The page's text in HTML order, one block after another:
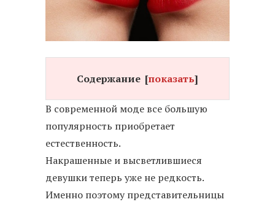
Содержание [показать]
В современной моде все большую
популярность приобретает
естественность.
Накрашенные и высветлившиеся
девушки теперь уже не редкость.
Именно поэтому представительницы